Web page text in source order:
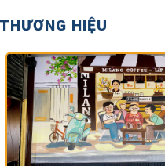
HIỆU